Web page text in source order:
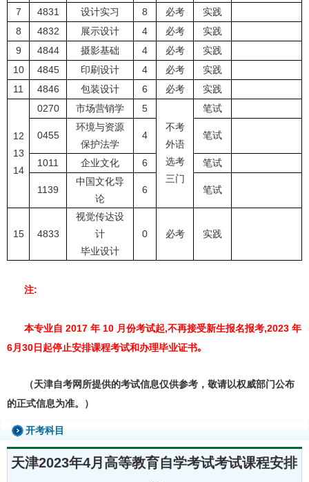
7
4831 设计实习 8 必考
实践
8
4832 展示设计 4 必考
实践
9
4844 摄影基础 4 必考
实践
10
4845 印刷设计 4 必考
实践
11
4846 包装设计 6 必考 实践
12
13
14
0270 市场营销学
5
不考
外语
选考
三门
笔试
0455
环境与资源
保护法学
4 笔试
1011 企业文化 6 笔试
1139
中国文化导
论
6 笔试
15 4833
视觉传达设
计
毕业设计
0 必考 实践
注:
本专业自 2017 年 10 月份考试起,不再接受新生报名报考,2023 年
6月30日起停止安排课程考试和办理毕业证书｡
（天津自考网所提供的考试信息仅供参考，敬请以权威部门公布
的正式信息为准。）
开考科目
天津2023年4月高等教育自学考试考试课程安排